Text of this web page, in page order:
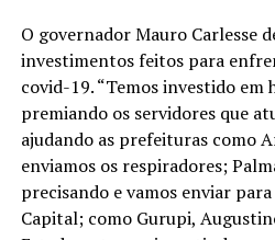
O governador Mauro Carlesse
investimentos feitos para
covid-19. “Temos investido em
premiando os servidores que
ajudando as prefeituras como
enviamos os respiradores;
precisando e vamos enviar
Capital; como Gurupi,